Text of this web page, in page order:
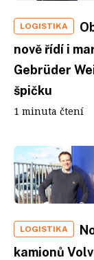
LOGISTIKA
nově řídí i
Gebrüder
špičku
1 minuta čtení
LOGISTIKA
kamionů